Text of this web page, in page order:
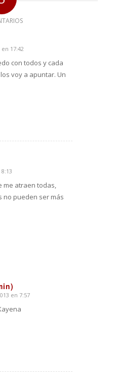
17:42
con todos y cada
voy a apuntar. Un
me atraen todas,
no pueden ser más
en 7:57